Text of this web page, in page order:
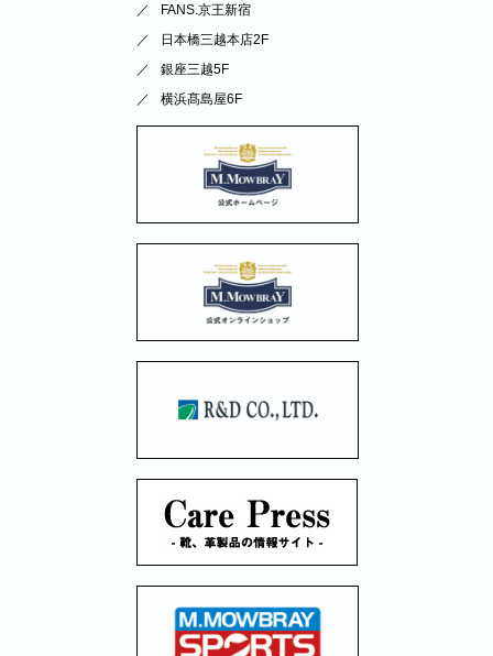
FANS.京王新宿
日本橋三越本店2F
銀座三越5F
横浜髙島屋6F